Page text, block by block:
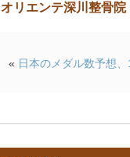
オリエンテ深川整骨院
« 日本のメダル数予想、